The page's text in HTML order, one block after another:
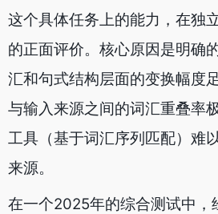
这个具体任务上的能力，在独
的正面评价。核心原因是明确
汇和句式结构层面的变换幅度
与输入来源之间的词汇重叠率
工具（基于词汇序列匹配）难
来源。
在一个2025年的综合测试中